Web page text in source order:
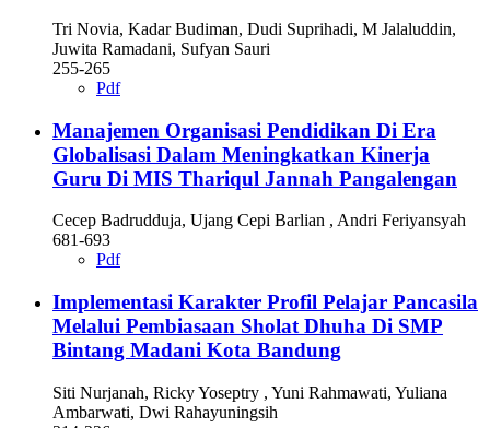
Tri Novia, Kadar Budiman, Dudi Suprihadi, M Jalaluddin,
Juwita Ramadani, Sufyan Sauri
255-265
Pdf
Manajemen Organisasi Pendidikan Di Era
Globalisasi Dalam Meningkatkan Kinerja
Guru Di MIS Thariqul Jannah Pangalengan
Cecep Badrudduja, Ujang Cepi Barlian , Andri Feriyansyah
681-693
Pdf
Implementasi Karakter Profil Pelajar Pancasila
Melalui Pembiasaan Sholat Dhuha Di SMP
Bintang Madani Kota Bandung
Siti Nurjanah, Ricky Yoseptry , Yuni Rahmawati, Yuliana
Ambarwati, Dwi Rahayuningsih